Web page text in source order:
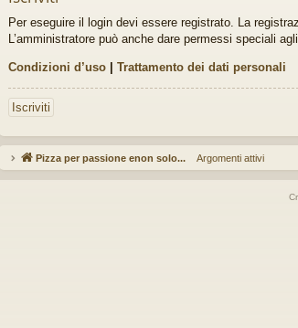
Per eseguire il login devi essere registrato. La
L’amministratore può anche dare permessi speciali
Condizioni d’uso Trattamento dei dati personali
Iscriviti
Argomenti attivi
Pizza per passione enon solo...